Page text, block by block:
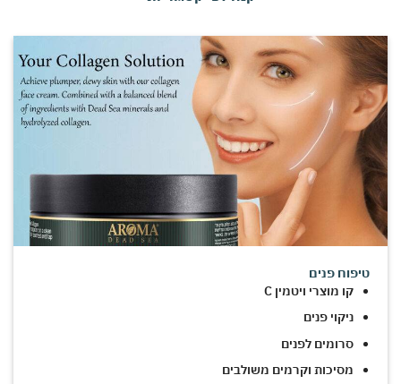
טיפוח פנים
קו מוצרי ויטמין C
ניקוי פנים
סרומים לפנים
מסיכות וקרמים משולבים